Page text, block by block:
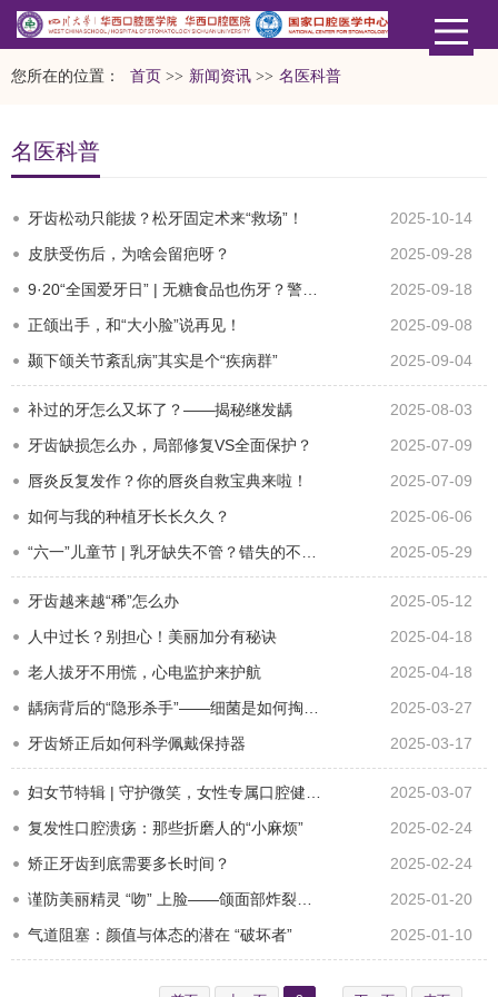
您所在的位置： 首页 >> 新闻资讯 >> 名医科普
名医科普
牙齿松动只能拔？松牙固定术来“救场”！
2025-10-14
皮肤受伤后，为啥会留疤呀？
2025-09-28
2025-09-18
正颌出手，和“大小脸”说再见！
2025-09-08
颞下颌关节紊乱病”其实是个“疾病群”
2025-09-04
补过的牙怎么又坏了？——揭秘继发龋
2025-08-03
牙齿缺损怎么办，局部修复VS全面保护？
2025-07-09
唇炎反复发作？你的唇炎自救宝典来啦！
2025-07-09
如何与我的种植牙长长久久？
2025-06-06
2025-05-29
牙齿越来越“稀”怎么办
2025-05-12
人中过长？别担心！美丽加分有秘诀
2025-04-18
老人拔牙不用慌，心电监护来护航
2025-04-18
2025-03-27
牙齿矫正后如何科学佩戴保持器
2025-03-17
2025-03-07
复发性口腔溃疡：那些折磨人的“小麻烦”
2025-02-24
矫正牙齿到底需要多长时间？
2025-02-24
2025-01-20
气道阻塞：颜值与体态的潜在 “破坏者”
2025-01-10